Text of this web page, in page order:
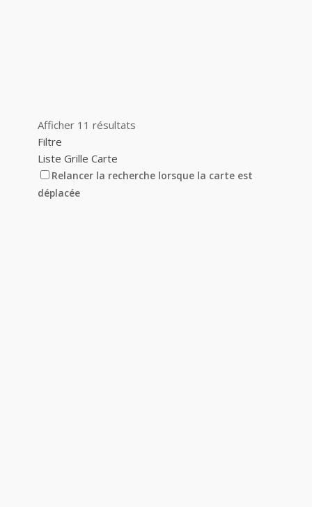
Afficher 11 résultats
Filtre
Liste Grille Carte
Relancer la recherche lorsque la carte est
déplacée